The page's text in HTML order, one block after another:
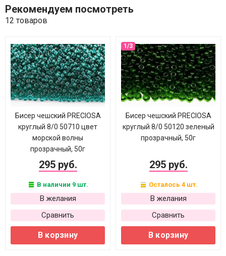
Рекомендуем посмотреть
12 товаров
Бисер чешский PRECIOSA
круглый 8/0 50710 цвет
морской волны
прозрачный, 50г
295 руб.
В наличии 9 шт.
В желания
Сравнить
В корзину
Бисер чешский PRECIOSA
круглый 8/0 50120 зеленый
прозрачный, 50г
295 руб.
Осталось 4 шт.
В желания
Сравнить
В корзину